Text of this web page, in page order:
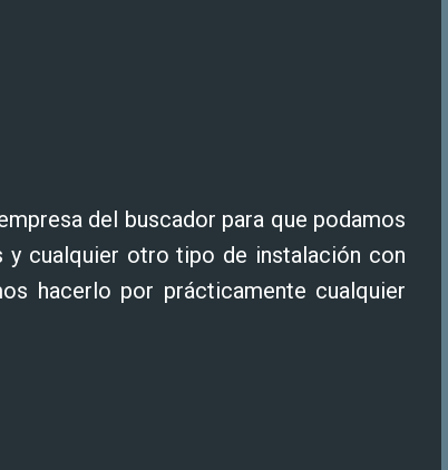
del buscador para que podamos
cualquier otro tipo de instalación con
hacerlo por prácticamente cualquier